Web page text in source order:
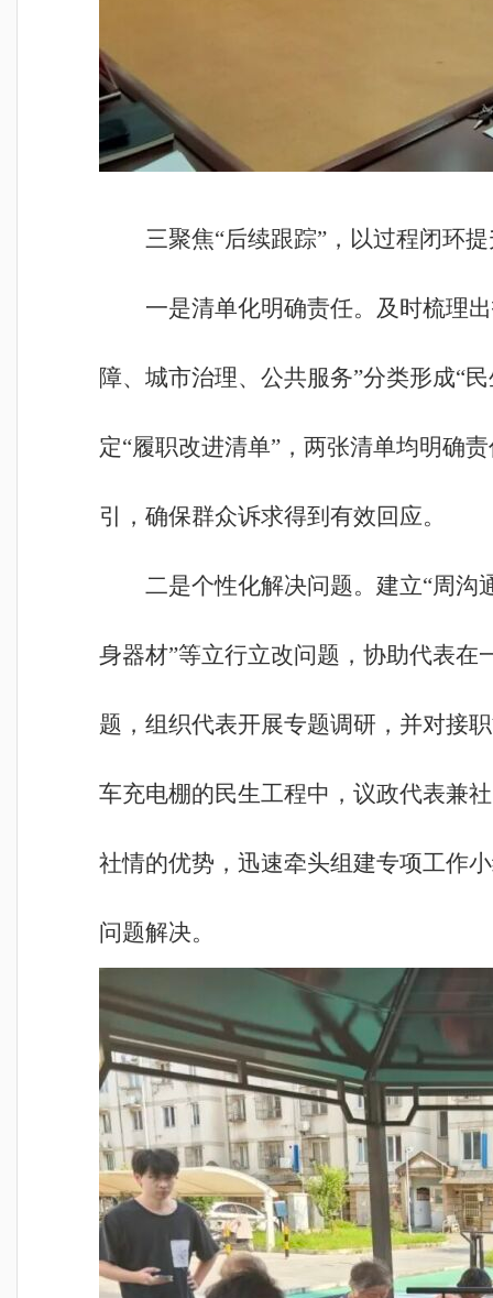
三聚焦“后续跟踪”，以过程闭环
一是清单化明确责任。及时梳理
障、城市治理、公共服务”分类形成“
定“履职改进清单”，两张清单均明确
引，确保群众诉求得到有效回应。
二是个性化解决问题。建立“周沟
身器材”等立行立改问题，协助代表在
题，组织代表开展专题调研，并对接
车充电棚的民生工程中，议政代表兼
社情的优势，迅速牵头组建专项工作
问题解决。